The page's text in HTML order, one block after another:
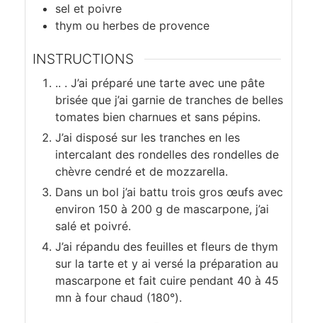
sel et poivre
thym ou herbes de provence
INSTRUCTIONS
.. . J’ai préparé une tarte avec une pâte
brisée que j’ai garnie de tranches de belles
tomates bien charnues et sans pépins.
J’ai disposé sur les tranches en les
intercalant des rondelles des rondelles de
chèvre cendré et de mozzarella.
Dans un bol j’ai battu trois gros œufs avec
environ 150 à 200 g de mascarpone, j’ai
salé et poivré.
J’ai répandu des feuilles et fleurs de thym
sur la tarte et y ai versé la préparation au
mascarpone et fait cuire pendant 40 à 45
mn à four chaud (180°).